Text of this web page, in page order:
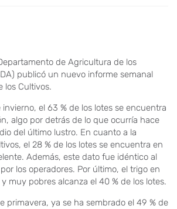
de Agricultura de los
publicó un nuevo informe semanal
los Cultivos.
el 63 % de los lotes se encuentra
algo por detrás de lo que ocurría hace
del último lustro. En cuanto a la
el 28 % de los lotes se encuentra en
Además, este dato fue idéntico al
los operadores. Por último, el trigo en
muy pobres alcanza el 40 % de los lotes.
primavera, ya se ha sembrado el 49 % de